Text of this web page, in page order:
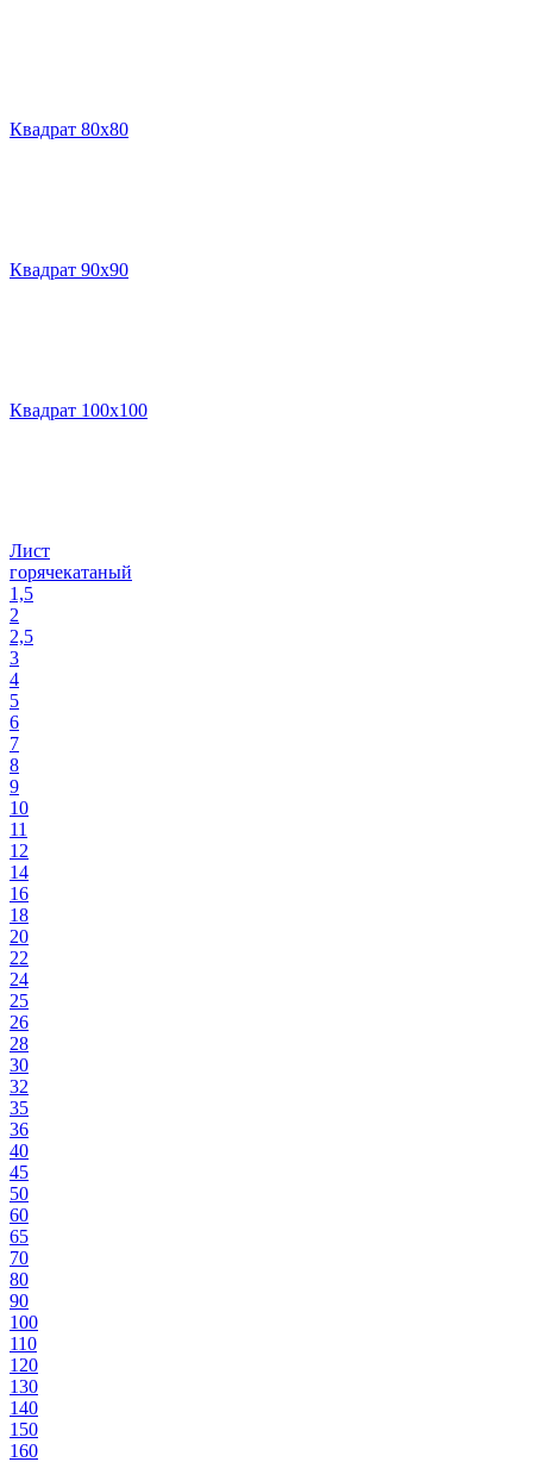
Квадрат 80х80
Квадрат 90х90
Квадрат 100х100
Лист
горячекатаный
1,5
2
2,5
3
4
5
6
7
8
9
10
11
12
14
16
18
20
22
24
25
26
28
30
32
35
36
40
45
50
60
65
70
80
90
100
110
120
130
140
150
160